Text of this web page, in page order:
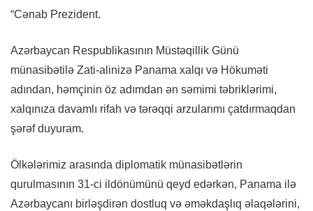
“Cənab Prezident.
Azərbaycan Respublikasının Müstəqillik Günü
münasibətilə Zati-alinizə Panama xalqı və Hökuməti
adından, həmçinin öz adımdan ən səmimi təbriklərimi,
xalqınıza davamlı rifah və tərəqqi arzularımı çatdırmaqdan
şərəf duyuram.
Ölkələrimiz arasında diplomatik münasibətlərin
qurulmasının 31-ci ildönümünü qeyd edərkən, Panama ilə
Azərbaycanı birləşdirən dostluq və əməkdaşlıq əlaqələrini,